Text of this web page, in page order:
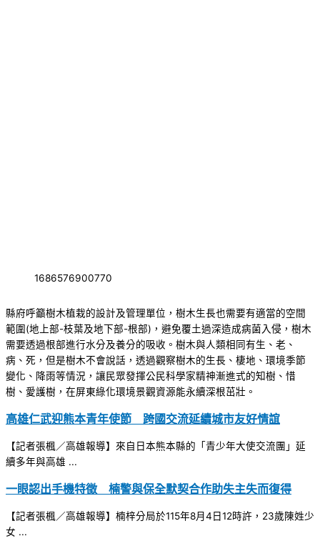
1686576900770
縣府呼籲樹木植栽的設計及管理單位，樹木生長也需要有適當的空間
範圍(地上部-枝葉及地下部-根部)，避免覆土過深造成病菌入侵，樹木
需要透過根部進行水分及養分的吸收。樹木與人類相同有生、老、
病、死，但是樹木不會說話，透過觀察樹木的生長、棲地、環境季節
變化、降雨等情況，讓民眾發揮公民科學家精神漸進式的知樹、惜
樹、愛護樹，在屏東綠化環境景觀資源能永續深根茁壯。
高雄仁武迎熊本青年使節 跨國交流延續城市友好情誼
【記者張楓／高雄報導】來自日本熊本縣的「青少年大使交流團」延
續多年與高雄 ...
一眼認出手機特徵 楠警與保全默契合作助失主失而復得
【記者張楓／高雄報導】楠梓分局於115年8月4日12時許，23歲陳姓少
女 ...